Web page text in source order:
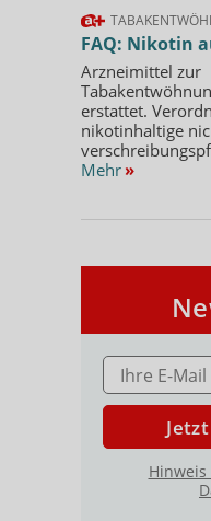
FAQ: Nikotin
Arzneimittel zur
erstattet.
nikotinhaltige
Mehr »
E-MAIL ADRESSE